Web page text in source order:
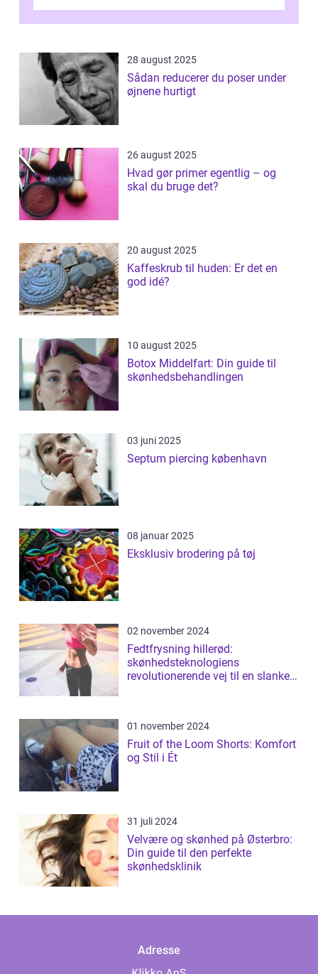
28 august 2025
Sådan reducerer du poser under
øjnene hurtigt
26 august 2025
Hvad gør primer egentlig – og
skal du bruge det?
20 august 2025
Kaffeskrub til huden: Er det en
god idé?
10 august 2025
Botox Middelfart: Din guide til
skønhedsbehandlingen
03 juni 2025
Septum piercing københavn
08 januar 2025
Eksklusiv brodering på tøj
02 november 2024
Fedtfrysning hillerød:
skønhedsteknologiens
revolutionerende vej til en slankere
01 november 2024
Fruit of the Loom Shorts: Komfort
og Stil i Ét
31 juli 2024
Velvære og skønhed på Østerbro:
Din guide til den perfekte
skønhedsklinik
Adresse